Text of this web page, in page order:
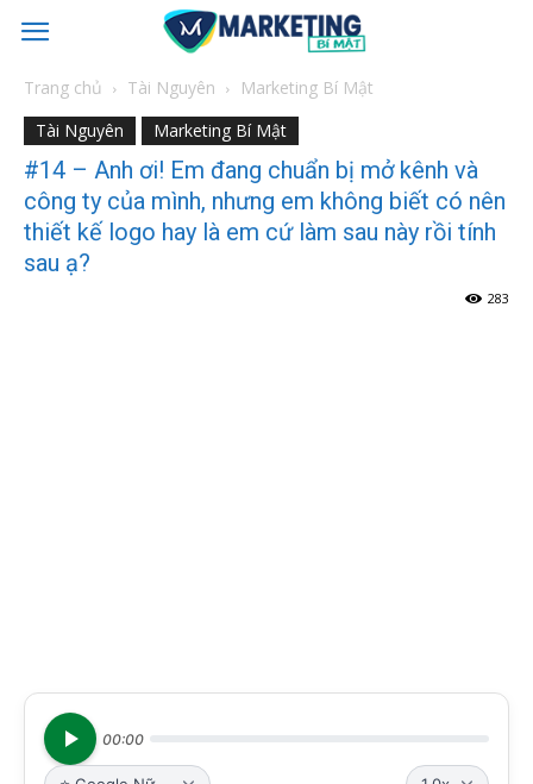
Trang chủ Tài Nguyên
Marketing Bí Mật
Tài Nguyên
Marketing Bí Mật
#14 – Anh ơi! Em đang chuẩn bị mở kênh và
công ty của mình, nhưng em không biết có nên
thiết kế logo hay là em cứ làm sau này rồi tính
sau ạ?
283
00:00